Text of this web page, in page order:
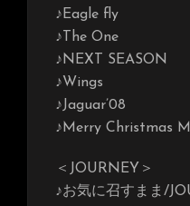
♪Eagle fly
♪The One
♪NEXT SEASON
♪Wings
♪Jaguar’08
♪Merry Christmas
＜JOURNEY＞
♪お気に召すまま/